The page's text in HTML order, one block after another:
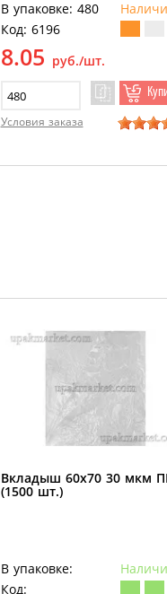
В упаковке: 480
Код: 6196
8.05 руб./шт.
Условия заказа
Вкладыш 60х70 30 мкм
(1500 шт.)
В упаковке:
Код: